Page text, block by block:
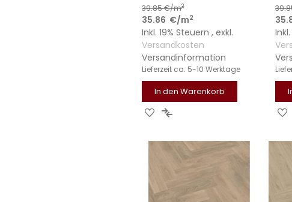
39.85€/m2
35.86 €/m2
Inkl. 19% Steuern,exkl.
Versandkosten
Versandinformation
Lieferzeit ca. 5-10 Werktage
In den Warenkorb
ZUR
HINZUFÜGEN
ZUR
HINZUFÜGEN